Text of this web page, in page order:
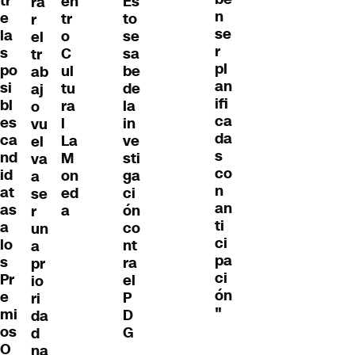
e
la
s
po
si
bl
es
ca
nd
id
at
as
a
lo
s
Pr
e
mi
os
O
r
el
tr
ab
aj
o
vu
el
va
a
se
r
un
a
pr
io
ri
da
d
tr
o
C
ul
tu
ra
l
La
M
on
ed
a
to
se
sa
be
de
la
in
ve
sti
ga
ci
ón
co
nt
ra
el
P
D
G
n
se
r
pl
an
ifi
ca
da
s
co
n
an
ti
ci
pa
ci
ón
"